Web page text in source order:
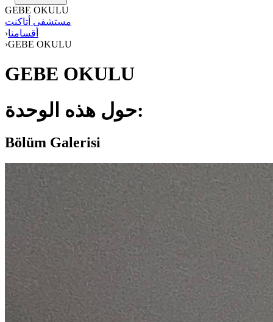
GEBE OKULU
مستشفى أتاكنت
›أقسامنا
›GEBE OKULU
GEBE OKULU
حول هذه الوحدة:
Bölüm Galerisi